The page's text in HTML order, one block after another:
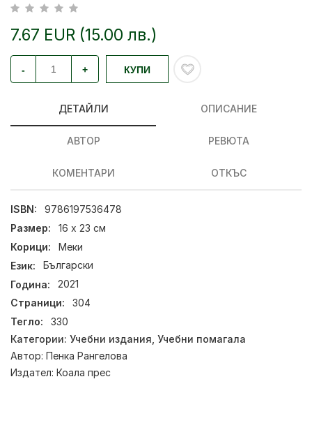
7.67 EUR (15.00 лв.)
- + КУПИ
ДЕТАЙЛИ ОПИСАНИЕ
АВТОР РЕВЮТА
КОМЕНТАРИ ОТКЪС
ISBN:
9786197536478
Размер:
16 х 23 см
Корици:
Меки
Език:
Български
Година:
2021
Страници:
304
Тегло:
330
Категории: Учебни издания, Учебни помагала
Автор: Пенка Рангелова
Издател: Коала прес